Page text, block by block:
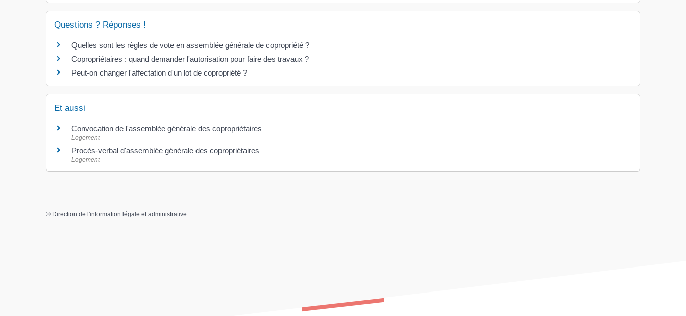
Questions ? Réponses !
Quelles sont les règles de vote en assemblée générale de copropriété ?
Copropriétaires : quand demander l'autorisation pour faire des travaux ?
Peut-on changer l'affectation d'un lot de copropriété ?
Et aussi
Convocation de l'assemblée générale des copropriétaires
Logement
Procès-verbal d'assemblée générale des copropriétaires
Logement
© Direction de l'information légale et administrative